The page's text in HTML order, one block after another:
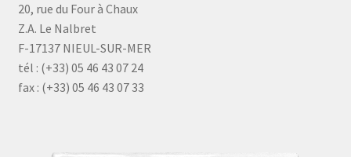
20, rue du Four à Chaux
Z.A. Le Nalbret
F-17137 NIEUL-SUR-MER
tél : (+33) 05 46 43 07 24
fax : (+33) 05 46 43 07 33